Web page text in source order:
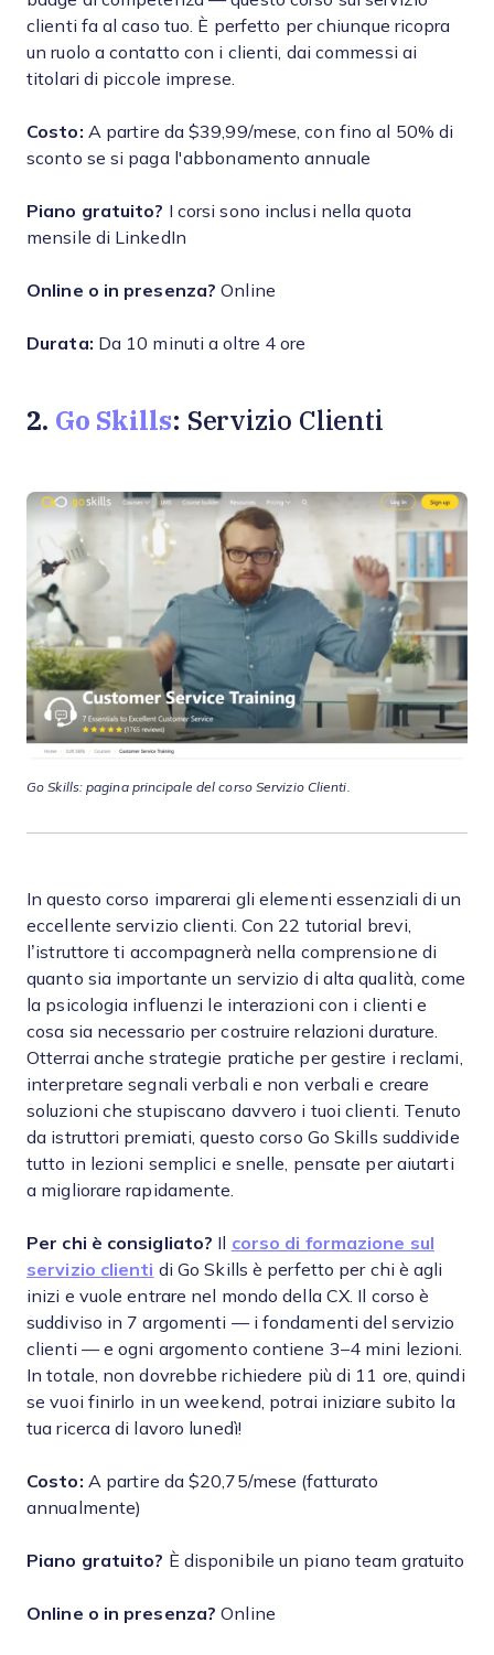
clienti fa al caso tuo. È perfetto per chiunque ricopra
un ruolo a contatto con i clienti, dai commessi ai
titolari di piccole imprese.
Costo: A partire da $39,99/mese, con fino al 50% di
sconto se si paga l'abbonamento annuale
Piano gratuito? I corsi sono inclusi nella quota
mensile di LinkedIn
Online o in presenza?Online
Durata: Da 10 minuti a oltre 4 ore
2. Go Skills: Servizio Clienti
Go Skills: pagina principale del corso Servizio Clienti.
In questo corso imparerai gli elementi essenziali di un
eccellente servizio clienti. Con 22 tutorial brevi,
l’istruttore ti accompagnerà nella comprensione di
quanto sia importante un servizio di alta qualità, come
la psicologia influenzi le interazioni con i clienti e
cosa sia necessario per costruire relazioni durature.
Otterrai anche strategie pratiche per gestire i reclami,
interpretare segnali verbali e non verbali e creare
soluzioni che stupiscano davvero i tuoi clienti. Tenuto
da istruttori premiati, questo corso Go Skills suddivide
tutto in lezioni semplici e snelle, pensate per aiutarti
a migliorare rapidamente.
Per chi è consigliato? Il corso di formazione sul
servizio clienti di Go Skills è perfetto per chi è agli
inizi e vuole entrare nel mondo della CX. Il corso è
suddiviso in 7 argomenti — i fondamenti del servizio
clienti — e ogni argomento contiene 3–4 mini lezioni.
In totale, non dovrebbe richiedere più di 11 ore, quindi
se vuoi finirlo in un weekend, potrai iniziare subito la
tua ricerca di lavoro lunedì!
Costo: A partire da $20,75/mese (fatturato
annualmente)
Piano gratuito? È disponibile un piano team gratuito
Online o in presenza?Online